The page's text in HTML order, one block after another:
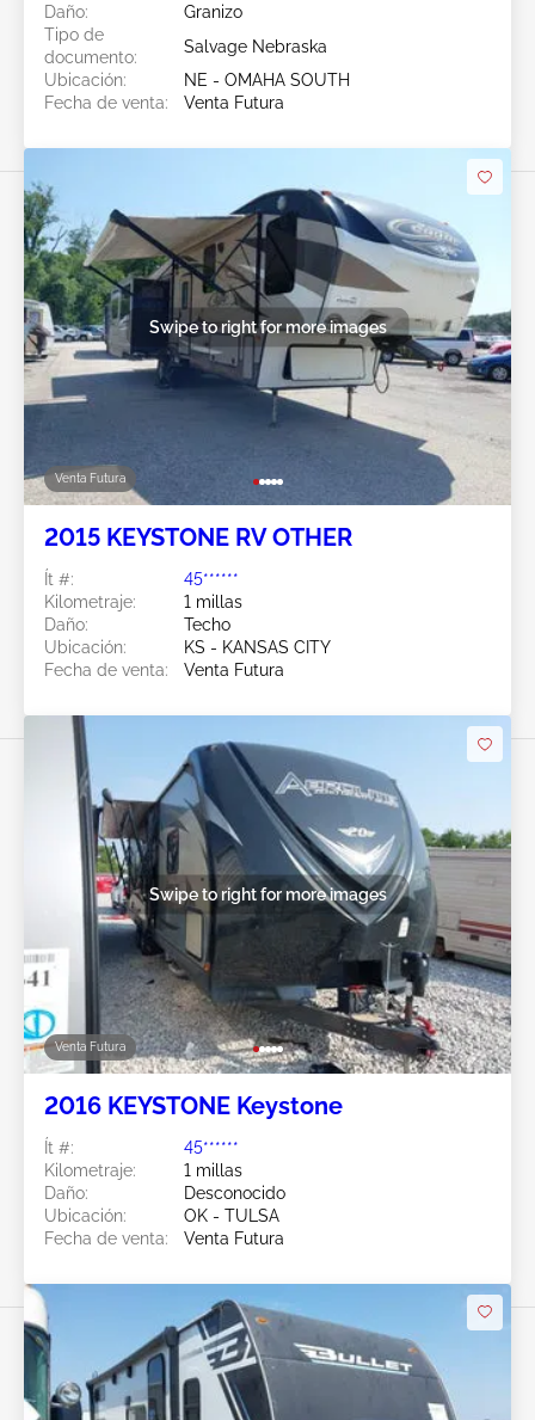
Daño:
Granizo
Tipo de
documento:
Salvage Nebraska
Ubicación:
NE - OMAHA SOUTH
Fecha de venta:
Venta Futura
Venta Futura
Swipe to right for more images
2015 KEYSTONE RV OTHER
Ít #:
45******
Kilometraje:
1 millas
Daño:
Techo
Ubicación:
KS - KANSAS CITY
Fecha de venta:
Venta Futura
Venta Futura
Swipe to right for more images
2016 KEYSTONE Keystone
Ít #:
45******
Kilometraje:
1 millas
Daño:
Desconocido
Ubicación:
OK - TULSA
Fecha de venta:
Venta Futura